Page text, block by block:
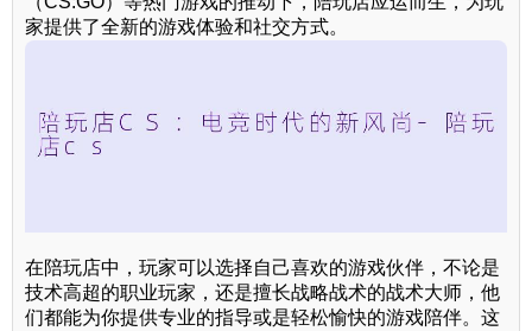
家提供了全新的游戏体验和社交方式。
在陪玩店中，玩家可以选择自己喜欢的游戏伙伴，不论是
技术高超的职业玩家，还是擅长战略战术的战术大师，他
们都能为你提供专业的指导或是轻松愉快的游戏陪伴。这